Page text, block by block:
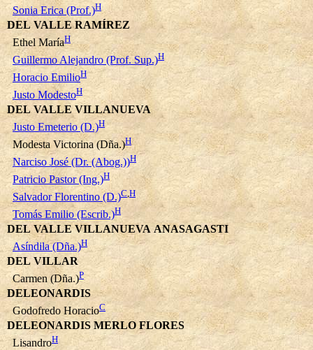
Sonia Erica (Prof.)H
DEL VALLE RAMÍREZ
Ethel MaríaH
Guillermo Alejandro (Prof. Sup.)H
Horacio EmilioH
Justo ModestoH
DEL VALLE VILLANUEVA
Justo Emeterio (D.)H
Modesta Victorina (Dña.)H
Narciso José (Dr. (Abog.))H
Patricio Pastor (Ing.)H
Salvador Florentino (D.)C H
Tomás Emilio (Escrib.)H
DEL VALLE VILLANUEVA ANASAGASTI
Asíndila (Dña.)H
DEL VILLAR
Carmen (Dña.)P
DELEONARDIS
Godofredo HoracioC
DELEONARDIS MERLO FLORES
LisandroH